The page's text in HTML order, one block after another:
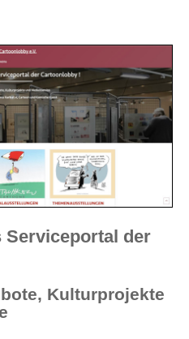
Serviceportal der
Kulturprojekte